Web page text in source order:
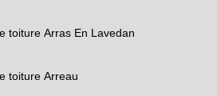
toiture Arras En Lavedan
toiture Arreau